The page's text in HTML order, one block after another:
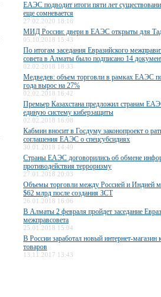
ЕАЭС подводит итоги пяти лет
еще сомневается
27.02.2020 18:16
МИД России: двери в ЕАЭС открыты для
05.10.2018 15:43
По итогам заседания Евразийского
совета в Алматы было подписано 14
02.02.2018 18:33
Медведев: объем торговли в рамках ЕАЭС
года вырос на 27%
02.02.2018 16:42
Премьер Казахстана предложил странам
единую систему киберзащиты
02.02.2018 16:08
Кабмин вносит в Госдуму законопроект о
соглашения ЕАЭС о спецсубсидиях
30.01.2018 14:49
Страны ЕАЭС договорились об обмене
противодействия терроризму
27.01.2018 20:03
Объемы торговли между Россией и Индией
$62 млрд после создания ЗСТ
26.01.2018 16:06
В Алматы 2 февраля пройдет заседание
межправсовета
25.01.2018 15:04
В России заработал новый интернет-магазин
товаров
13.11.2017 13:43